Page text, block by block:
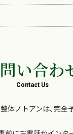
い合わ
Contact Us
体ノトアンは、完全